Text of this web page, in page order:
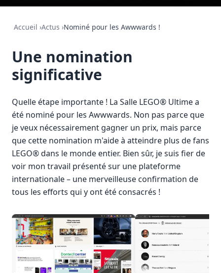
Accueil ›Actus ›Nominé pour les Awwwards !
Une nomination
significative
Quelle étape importante ! La Salle LEGO® Ultime a
été nominé pour les Awwwards. Non pas parce que
je veux nécessairement gagner un prix, mais parce
que cette nomination m'aide à atteindre plus de fans
LEGO® dans le monde entier. Bien sûr, je suis fier de
voir mon travail présenté sur une plateforme
internationale – une merveilleuse confirmation de
tous les efforts qui y ont été consacrés !